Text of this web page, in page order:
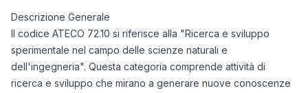
Descrizione Generale
Il codice ATECO 72.10 si riferisce alla "Ricerca e sviluppo
sperimentale nel campo delle scienze naturali e
dell'ingegneria". Questa categoria comprende attività di
ricerca e sviluppo che mirano a generare nuove conoscenze